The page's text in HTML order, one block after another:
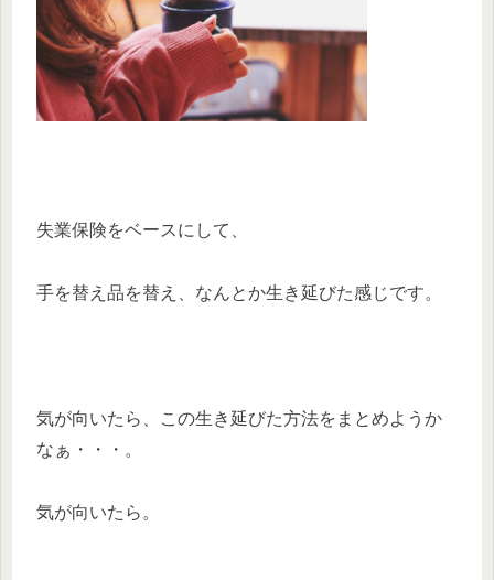
失業保険をベースにして、
手を替え品を替え、なんとか生き延びた感じです。
気が向いたら、この生き延びた方法をまとめようか
なぁ・・・。
気が向いたら。